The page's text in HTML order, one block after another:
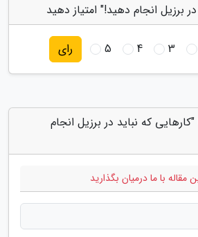
برزیل انجام دهید!" امتیاز دهید
3
4
5 رای
که نباید در برزیل انجام
مقاله با ما درمیان بگذارید